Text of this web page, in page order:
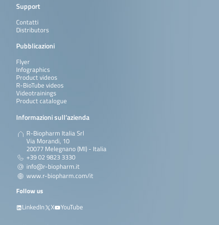
Support
Contatti
Distributors
Pubblicazioni
Flyer
Infographics
Product videos
R-BioTube videos
Videotrainings
Product catalogue
Informazioni sull’azienda
R-Biopharm Italia Srl
Via Morandi, 10
20077 Melegnano (MI) - Italia
+39 02 9823 3330
info@r-biopharm.it
www.r-biopharm.com/it
Follow us
LinkedIn
X YouTube